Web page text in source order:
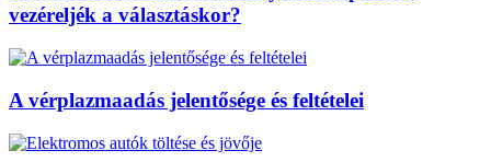
vezéreljék a választáskor?
A vérplazmaadás jelentősége és feltételei